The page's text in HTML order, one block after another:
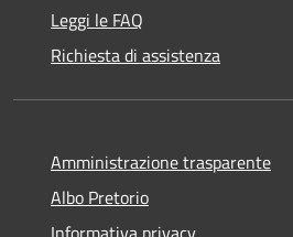
Leggi le FAQ
Richiesta di assistenza
Amministrazione trasparente
Albo Pretorio